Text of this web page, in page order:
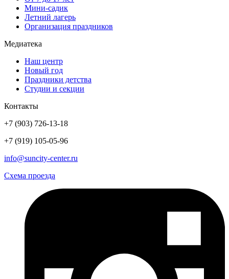
Мини-садик
Летний лагерь
Организация праздников
Медиатека
Наш центр
Новый год
Праздники детства
Студии и секции
Контакты
+7 (903) 726-13-18
+7 (919) 105-05-96
info@suncity-center.ru
Схема проезда